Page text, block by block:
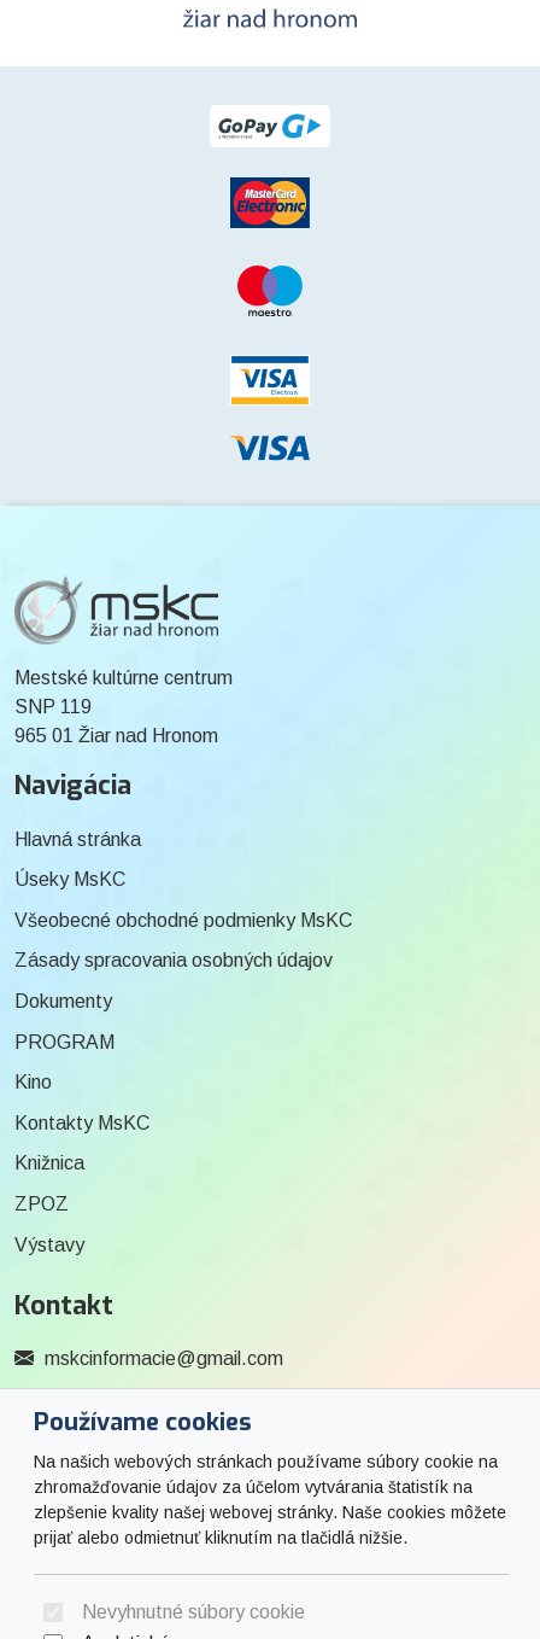
Používame cookies
Na našich webových stránkach používame súbory cookie na
zhromažďovanie údajov za účelom vytvárania štatistík na
zlepšenie kvality našej webovej stránky. Naše cookies môžete
prijať alebo odmietnuť kliknutím na tlačidlá nižšie.
Nevyhnutné súbory cookie
Mestské kultúrne centrum
SNP 119
965 01 Žiar nad Hronom
Navigácia
Hlavná stránka
Úseky MsKC
Všeobecné obchodné podmienky MsKC
Zásady spracovania osobných údajov
Dokumenty
PROGRAM
Kino
Kontakty MsKC
Knižnica
ZPOZ
Výstavy
Kontakt
mskcinformacie@gmail.com
Social
Facebook
© 2026 Arrabella s.r.o., mayabella s.r.o., Všetky práva vyhradené.